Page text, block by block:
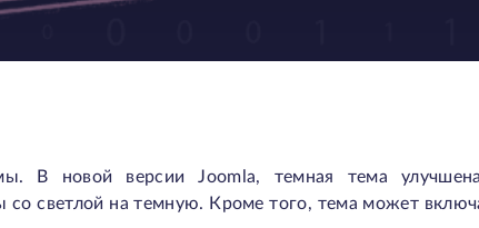
В новой версии Joomla, темная тема
со светлой на темную. Кроме того, тема может